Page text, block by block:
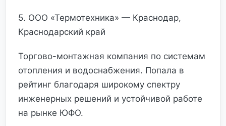
5. ООО «Термотехника» — Краснодар,
Краснодарский край
Торгово-монтажная компания по системам
отопления и водоснабжения. Попала в
рейтинг благодаря широкому спектру
инженерных решений и устойчивой работе
на рынке ЮФО.